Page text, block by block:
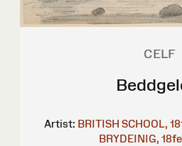
CELF
Artist: BRITISH SCHOOL,
BRYDEINIG,